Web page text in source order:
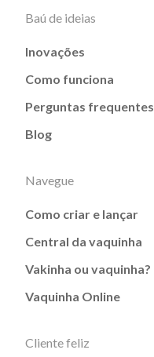
Baú de ideias
Inovações
Como funciona
Perguntas frequentes
Blog
Navegue
Como criar e lançar
Central da vaquinha
Vakinha ou vaquinha?
Vaquinha Online
Cliente feliz